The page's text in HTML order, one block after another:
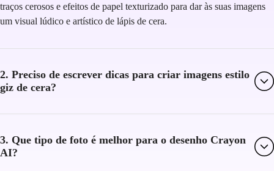
traços cerosos e efeitos de papel texturizado para dar às suas imagens
um visual lúdico e artístico de lápis de cera.
2. Preciso de escrever dicas para criar imagens estilo
giz de cera?
3. Que tipo de foto é melhor para o desenho Crayon
AI?